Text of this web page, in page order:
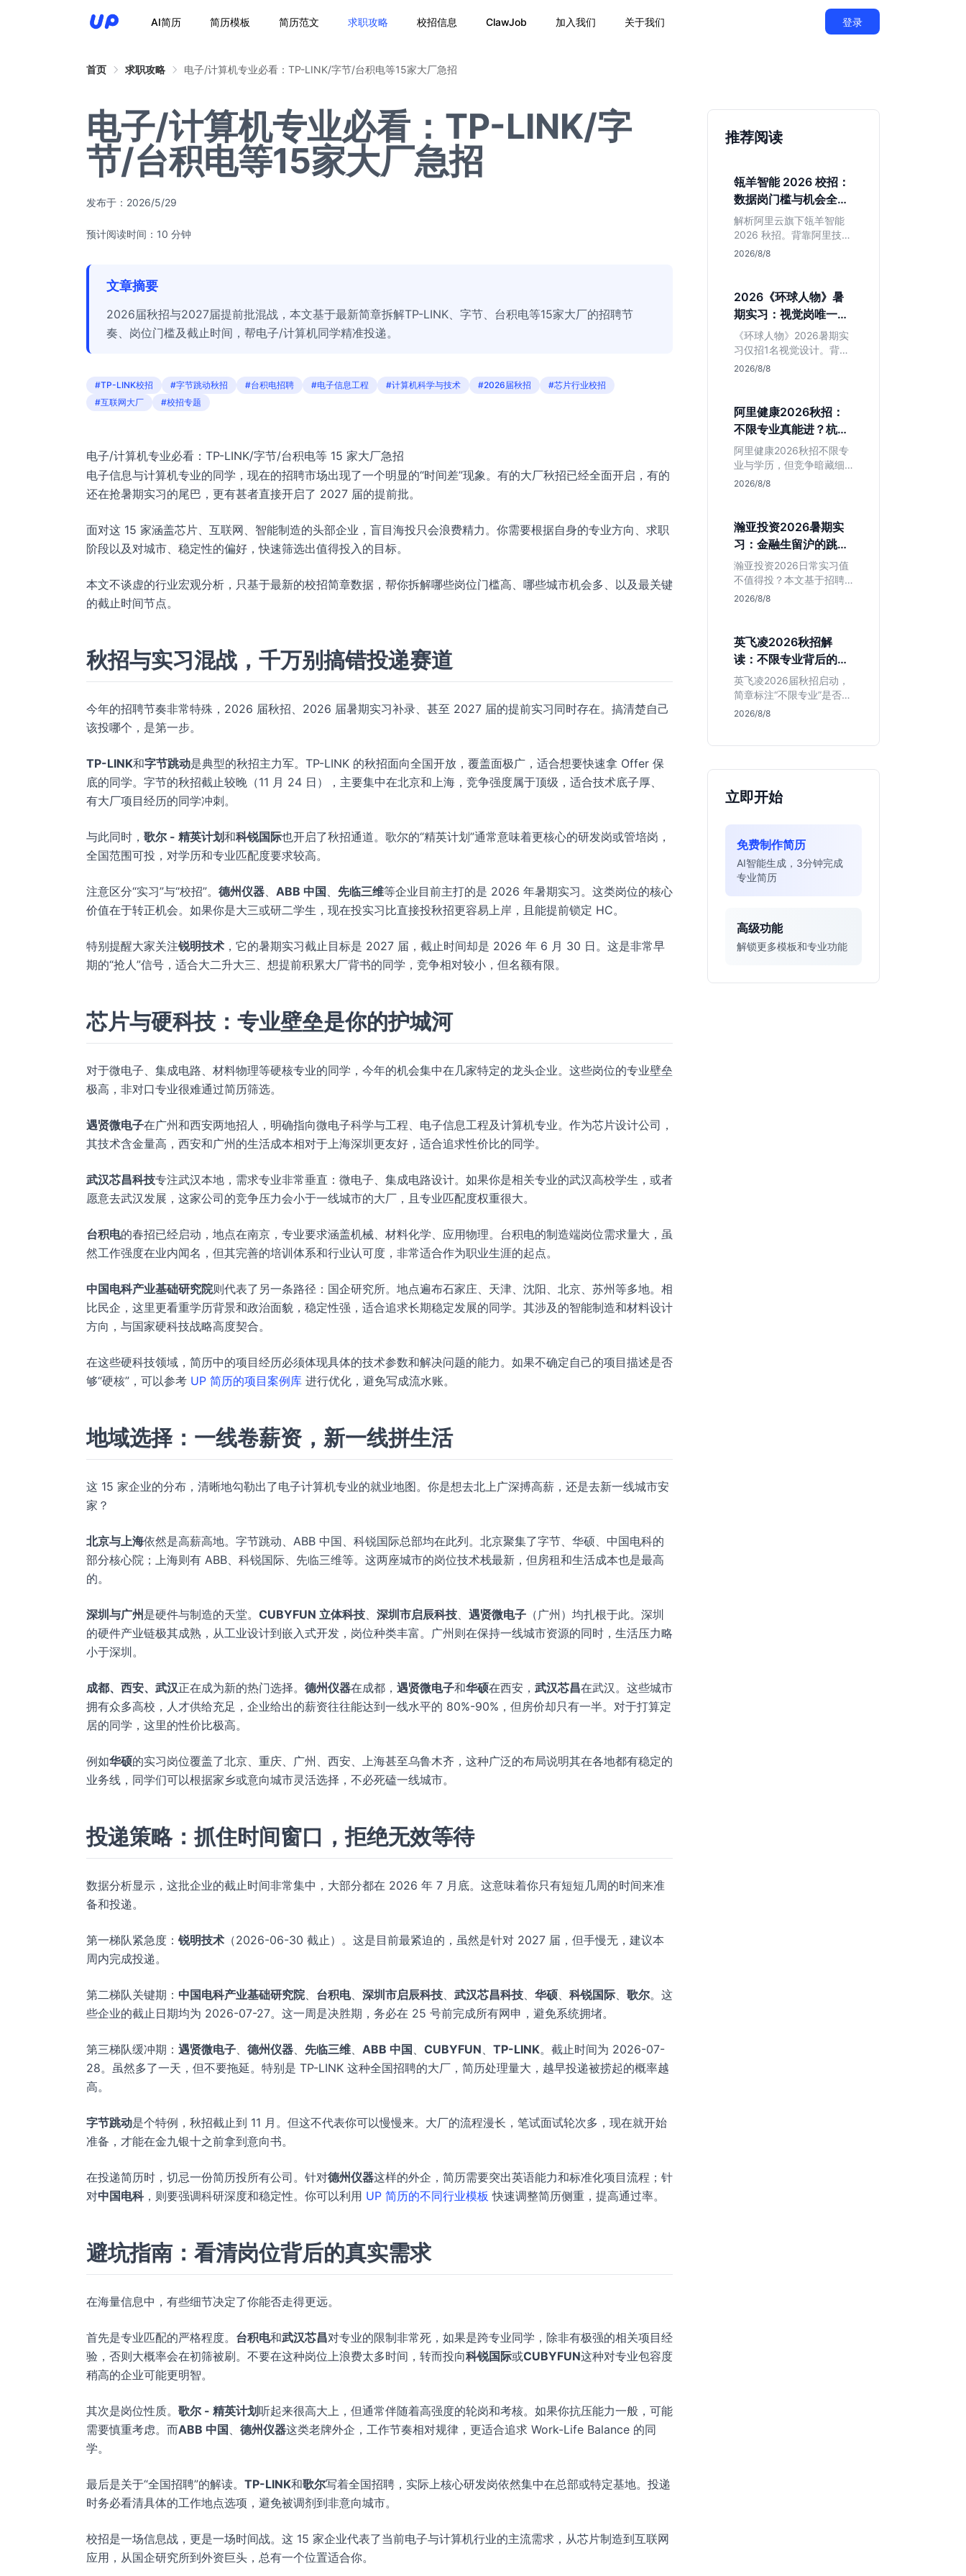
AI简历 简历模板 简历范文 求职攻略 校招信息 ClawJob 加入我们 关于我们 登录
首页 求职攻略 电子/计算机专业必看：TP-LINK/字节/台积电等15家大厂急招
电子/计算机专业必看：TP-LINK/字
节/台积电等15家大厂急招
发布于： 2026/5/29
预计阅读时间：10 分钟
文章摘要
2026届秋招与2027届提前批混战，本文基于最新简章拆解TP-LINK、字节、台积电等15家大厂的招聘节
奏、岗位门槛及截止时间，帮电子/计算机同学精准投递。
#TP-LINK校招 #字节跳动秋招 #台积电招聘 #电子信息工程 #计算机科学与技术 #2026届秋招
#芯片行业校招
#互联网大厂
#校招专题
电子/计算机专业必看：TP-LINK/字节/台积电等 15 家大厂急招
电子信息与计算机专业的同学，现在的招聘市场出现了一个明显的“时间差”现象。有的大厂秋招已经全面开启，有的
还在抢暑期实习的尾巴，更有甚者直接开启了 2027 届的提前批。
面对这 15 家涵盖芯片、互联网、智能制造的头部企业，盲目海投只会浪费精力。你需要根据自身的专业方向、求职
阶段以及对城市、稳定性的偏好，快速筛选出值得投入的目标。
本文不谈虚的行业宏观分析，只基于最新的校招简章数据，帮你拆解哪些岗位门槛高、哪些城市机会多、以及最关键
的截止时间节点。
秋招与实习混战，千万别搞错投递赛道
今年的招聘节奏非常特殊，2026 届秋招、2026 届暑期实习补录、甚至 2027 届的提前实习同时存在。搞清楚自己
该投哪个，是第一步。
TP-LINK和字节跳动是典型的秋招主力军。TP-LINK 的秋招面向全国开放，覆盖面极广，适合想要快速拿 Offer 保
底的同学。字节的秋招截止较晚（11 月 24 日），主要集中在北京和上海，竞争强度属于顶级，适合技术底子厚、
有大厂项目经历的同学冲刺。
与此同时， 歌尔 - 精英计划和科锐国际也开启了秋招通道。歌尔的“精英计划”通常意味着更核心的研发岗或管培岗，
全国范围可投，对学历和专业匹配度要求较高。
注意区分“实习”与“校招”。 德州仪器、 ABB 中国 、 先临三维等企业目前主打的是 2026 年暑期实习。这类岗位的核心
价值在于转正机会。如果你是大三或研二学生，现在投实习比直接投秋招更容易上岸，且能提前锁定 HC。
特别提醒大家关注锐明技术 ，它的暑期实习截止目标是 2027 届，截止时间却是 2026 年 6 月 30 日。这是非常早
期的“抢人”信号，适合大二升大三、想提前积累大厂背书的同学，竞争相对较小，但名额有限。
芯片与硬科技：专业壁垒是你的护城河
对于微电子、集成电路、材料物理等硬核专业的同学，今年的机会集中在几家特定的龙头企业。这些岗位的专业壁垒
极高，非对口专业很难通过简历筛选。
遇贤微电子在广州和西安两地招人，明确指向微电子科学与工程、电子信息工程及计算机专业。作为芯片设计公司，
其技术含金量高，西安和广州的生活成本相对于上海深圳更友好，适合追求性价比的同学。
武汉芯昌科技专注武汉本地，需求专业非常垂直：微电子、集成电路设计。如果你是相关专业的武汉高校学生，或者
愿意去武汉发展，这家公司的竞争压力会小于一线城市的大厂，且专业匹配度权重很大。
台积电的春招已经启动，地点在南京，专业要求涵盖机械、材料化学、应用物理。台积电的制造端岗位需求量大，虽
然工作强度在业内闻名，但其完善的培训体系和行业认可度，非常适合作为职业生涯的起点。
中国电科产业基础研究院则代表了另一条路径：国企研究所。地点遍布石家庄、天津、沈阳、北京、苏州等多地。相
比民企，这里更看重学历背景和政治面貌，稳定性强，适合追求长期稳定发展的同学。其涉及的智能制造和材料设计
方向，与国家硬科技战略高度契合。
在这些硬科技领域，简历中的项目经历必须体现具体的技术参数和解决问题的能力。如果不确定自己的项目描述是否
够“硬核”，可以参考 UP 简历的项目案例库 进行优化，避免写成流水账。
地域选择：一线卷薪资，新一线拼生活
这 15 家企业的分布，清晰地勾勒出了电子计算机专业的就业地图。你是想去北上广深搏高薪，还是去新一线城市安
家？
北京与上海依然是高薪高地。字节跳动、ABB 中国、科锐国际总部均在此列。北京聚集了字节、华硕、中国电科的
部分核心院；上海则有 ABB、科锐国际、先临三维等。这两座城市的岗位技术栈最新，但房租和生活成本也是最高
的。
深圳与广州 是硬件与制造的天堂。 CUBYFUN 立体科技、 深圳市启辰科技、 遇贤微电子 （广州）均扎根于此。深圳
的硬件产业链极其成熟，从工业设计到嵌入式开发，岗位种类丰富。广州则在保持一线城市资源的同时，生活压力略
小于深圳。
成都、西安、武汉正在成为新的热门选择。 德州仪器在成都， 遇贤微电子和华硕在西安， 武汉芯昌在武汉。这些城市
拥有众多高校，人才供给充足，企业给出的薪资往往能达到一线水平的 80%-90%，但房价却只有一半。对于打算定
居的同学，这里的性价比极高。
例如华硕的实习岗位覆盖了北京、重庆、广州、西安、上海甚至乌鲁木齐，这种广泛的布局说明其在各地都有稳定的
业务线，同学们可以根据家乡或意向城市灵活选择，不必死磕一线城市。
投递策略：抓住时间窗口，拒绝无效等待
数据分析显示，这批企业的截止时间非常集中，大部分都在 2026 年 7 月底。这意味着你只有短短几周的时间来准
备和投递。
第一梯队紧急度： 锐明技术 （2026-06-30 截止）。这是目前最紧迫的，虽然是针对 2027 届，但手慢无，建议本
周内完成投递。
第二梯队关键期： 中国电科产业基础研究院、 台积电、 深圳市启辰科技、 武汉芯昌科技、 华硕、 科锐国际、 歌尔。这
些企业的截止日期均为 2026-07-27。这一周是决胜期，务必在 25 号前完成所有网申，避免系统拥堵。
第三梯队缓冲期： 遇贤微电子、 德州仪器、 先临三维、 ABB 中国 、 CUBYFUN、 TP-LINK。截止时间为 2026-07-
28。虽然多了一天，但不要拖延。特别是 TP-LINK 这种全国招聘的大厂，简历处理量大，越早投递被捞起的概率越
高。
字节跳动是个特例，秋招截止到 11 月。但这不代表你可以慢慢来。大厂的流程漫长，笔试面试轮次多，现在就开始
准备，才能在金九银十之前拿到意向书。
在投递简历时，切忌一份简历投所有公司。针对德州仪器这样的外企，简历需要突出英语能力和标准化项目流程；针
对中国电科，则要强调科研深度和稳定性。你可以利用 UP 简历的不同行业模板 快速调整简历侧重，提高通过率。
避坑指南：看清岗位背后的真实需求
在海量信息中，有些细节决定了你能否走得更远。
首先是专业匹配的严格程度。 台积电和武汉芯昌对专业的限制非常死，如果是跨专业同学，除非有极强的相关项目经
验，否则大概率会在初筛被刷。不要在这种岗位上浪费太多时间，转而投向科锐国际或CUBYFUN这种对专业包容度
稍高的企业可能更明智。
其次是岗位性质。 歌尔 - 精英计划听起来很高大上，但通常伴随着高强度的轮岗和考核。如果你抗压能力一般，可能
需要慎重考虑。而ABB 中国 、 德州仪器这类老牌外企，工作节奏相对规律，更适合追求 Work-Life Balance 的同
学。
最后是关于“全国招聘”的解读。 TP-LINK和歌尔写着全国招聘，实际上核心研发岗依然集中在总部或特定基地。投递
时务必看清具体的工作地点选项，避免被调剂到非意向城市。
校招是一场信息战，更是一场时间战。这 15 家企业代表了当前电子与计算机行业的主流需求，从芯片制造到互联网
应用，从国企研究所到外资巨头，总有一个位置适合你。
推荐阅读
瓴羊智能 2026 校招：
数据岗门槛与机会全拆
解
解析阿里云旗下瓴羊智能
2026 秋招。背靠阿里技术
底座，主打 DaaS 业务。
估 B 端数据路线的成长曲
线与抗压挑战，助你判断
是否值得投递。
2026/8/8
2026《环球人物》暑
期实习：视觉岗唯一名
额值不值得冲？
《环球人物》2026暑期实
习仅招1名视觉设计。背靠
人民日报社，央媒背书极
简历、能接受严谨流程的
设计生，想进大厂快节奏
者慎投。
2026/8/8
阿里健康2026秋招：
不限专业真能进？杭州
大厂最后的捡漏机会
阿里健康2026秋招不限专
业与学历，但竞争暗藏细
节。本文解读其医疗赛道
帮应届生判断是否值得投
入。
2026/8/8
瀚亚投资2026暑期实
习：金融生留沪的跳板
还是坑？
瀚亚投资2026日常实习值
不值得投？本文基于招聘
简章分析：业务聚焦金融
需上海高含金量实习证
明、想接触真实资金流向
的金融生，不适合追求稳
定留用的同学。
2026/8/8
英飞凌2026秋招解
读：不限专业背后的门
槛与机会
英飞凌2026届秋招启动，
简章标注“不限专业”是否可
信？本文基于招聘简章，
断是否值得投入。
2026/8/8
立即开始
免费制作简历
AI智能生成，3分钟完成
专业简历
高级功能
解锁更多模板和专业功能